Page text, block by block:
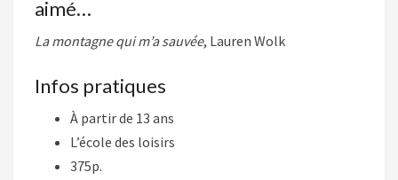
aimé…
La montagne qui m’a sauvée, Lauren Wolk
Infos pratiques
À partir de 13 ans
L’école des loisirs
375p.